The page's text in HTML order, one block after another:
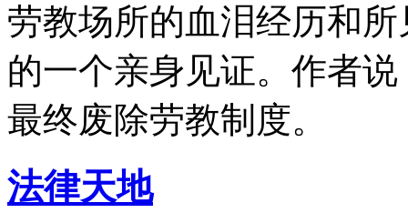
劳教场所的血泪经历和
的一个亲身见证。作者
最终废除劳教制度。
法律天地